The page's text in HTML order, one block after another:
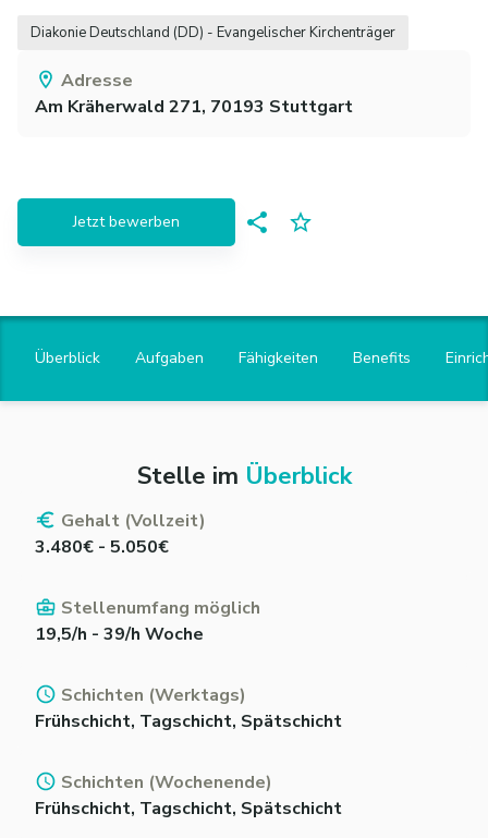
Diakonie Deutschland (DD) - Evangelischer Kirchenträger
Adresse
Am Kräherwald 271, 70193 Stuttgart
Jetzt bewerben
Überblick Aufgaben Fähigkeiten Benefits
Stelle im Überblick
Gehalt (Vollzeit)
3.480€ - 5.050€
Stellenumfang möglich
19,5/h - 39/h Woche
Schichten (Werktags)
Frühschicht, Tagschicht, Spätschicht
Schichten (Wochenende)
Frühschicht, Tagschicht, Spätschicht